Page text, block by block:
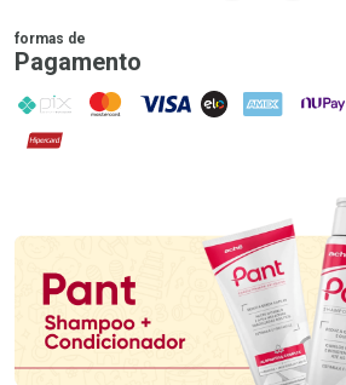
formas de
Pagamento
PIX MasterCard
VISA ELO AMEX NuPay
Hipercard
Promoção em Destaque